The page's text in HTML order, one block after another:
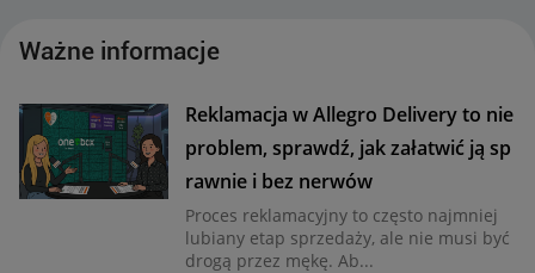
Ważne informacje
Reklamacja w Allegro Delivery to nie
problem, sprawdź, jak załatwić ją sp
rawnie i bez nerwów
Proces reklamacyjny to często najmniej
lubiany etap sprzedaży, ale nie musi być
drogą przez mękę. Ab...